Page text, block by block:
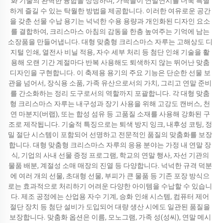
하게 즐길 수 있는 탁월한 방법을 제공합니다. 이러한 여유로운 공간
을 갖춘 선물 수납 용기는 넉넉한 수용 용량과 개인화된 디자인 요소
를 결합하여, 크리스마스 아침의 감동을 한층 높여주는 기억에 남는
소장품을 만들어냅니다. 대형 맞춤형 크리스마스 자루는 고해상도 디
지털 인쇄, 열전사 비닐 적용, 자수 세부 처리 등 첨단 인쇄 기술을 활
용해 오랜 기간 계절마다 반복 사용해도 퇴색하지 않는 뛰어난 맞춤
디자인을 구현합니다. 이 축제용 용기의 주요 기능은 단순한 선물 보
관을 넘어서, 장식용 소품, 가족 유산으로서의 가치, 그리고 연말 준비
를 간소화하는 정리 도구로서의 역할까지 포괄합니다. 각 대형 맞춤
형 크리스마스 자루는 내구성과 장기 사용을 위해 고강도 캔버스, 천
연 마분지(버랩), 또는 합성 섬유 등 고품질 소재를 사용해 강화된 구
조로 제작됩니다. 기술적 특징으로는 퇴색 방지 잉크, 내후성 코팅, 정
밀 절단 시스템이 포함되어 선명하고 전문적인 품질의 맞춤화를 보장
합니다. 대형 맞춤형 크리스마스 자루의 응용 분야는 가정 내 연말 장
식, 기업의 사내 선물 증정 프로그램, 학교의 연말 행사, 자선 기관의
물품 배분, 계절성 소매 매장의 진열 등 다양합니다. 넉넉한 규격 덕분
에 여러 개의 선물, 초대형 선물, 부피가 큰 물품 등 기존 포장 방식으
로는 효과적으로 처리하기 어려운 다양한 아이템을 수납할 수 있습니
다. 제조 공정에는 산업용 자수 기계, 승화 인쇄 시스템, 컴퓨터 제어
절단 장치 등 첨단 설비가 도입되어 대량 생산 시에도 일관된 품질을
보장합니다. 맞춤화 옵션은 이름, 모노그램, 가족 성(성씨), 연말 메시